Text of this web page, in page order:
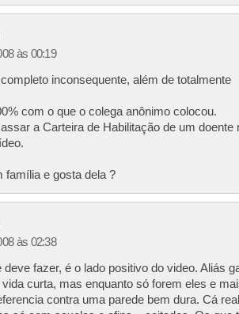
às 00:19
inconsequente, além de totalmente
com o que o colega anônimo colocou.
a Carteira de Habilitação de um doente
família e gosta dela ?
às 02:38
deve fazer, é o lado positivo do video. Aliás
curta, mas enquanto só forem eles e
contra uma parede bem dura. Cá